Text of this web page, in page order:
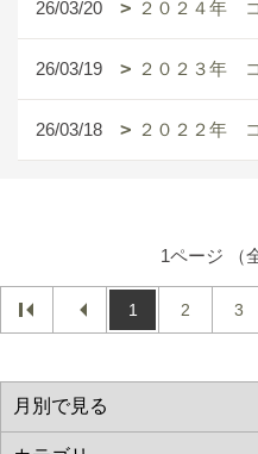
26/03/20 ２０２４年
26/03/19 ２０２３年
26/03/18 ２０２２年
1ページ （
1 2 3